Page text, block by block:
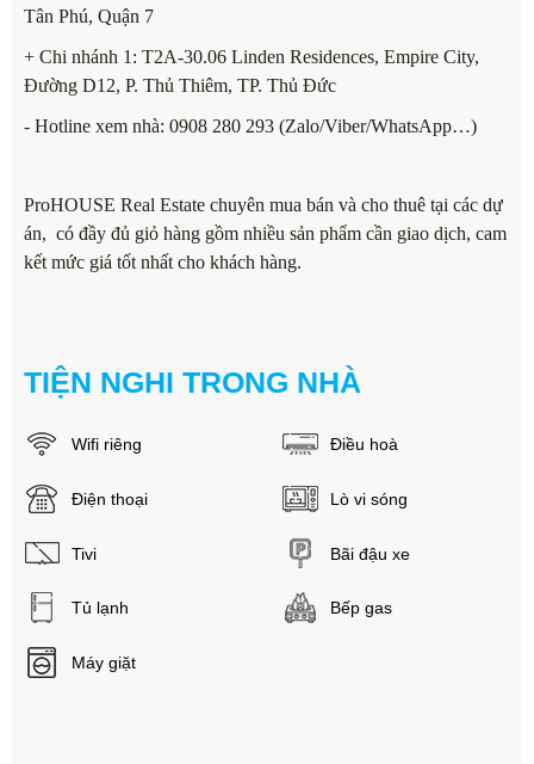
Tân Phú, Quận 7
+ Chi nhánh 1: T2A-30.06 Linden Residences, Empire City,
Đường D12, P. Thủ Thiêm, TP. Thủ Đức
- Hotline xem nhà: 0908 280 293 (Zalo/Viber/WhatsApp…)
ProHOUSE Real Estate chuyên mua bán và cho thuê tại các dự
án, có đầy đủ giỏ hàng gồm nhiều sản phẩm cần giao dịch, cam
kết mức giá tốt nhất cho khách hàng.
TIỆN NGHI TRONG NHÀ
Wifi riêng Điều hoà
Điện thoại Lò vi sóng
Tivi Bãi đậu xe
Tủ lạnh Bếp gas
Máy giặt